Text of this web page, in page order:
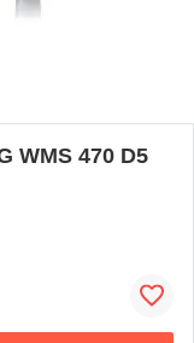
WMS 470 D5